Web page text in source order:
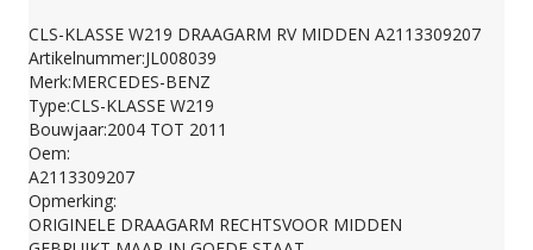
W219
DRAAGARM
RV
CLS-KLASSE W219 DRAAGARM RV MIDDEN A2113309207
Artikelnummer:JL008039
Merk:MERCEDES-BENZ
Type:CLS-KLASSE W219
Bouwjaar:2004 TOT 2011
Oem:
A2113309207
Opmerking:
ORIGINELE DRAAGARM RECHTSVOOR MIDDEN